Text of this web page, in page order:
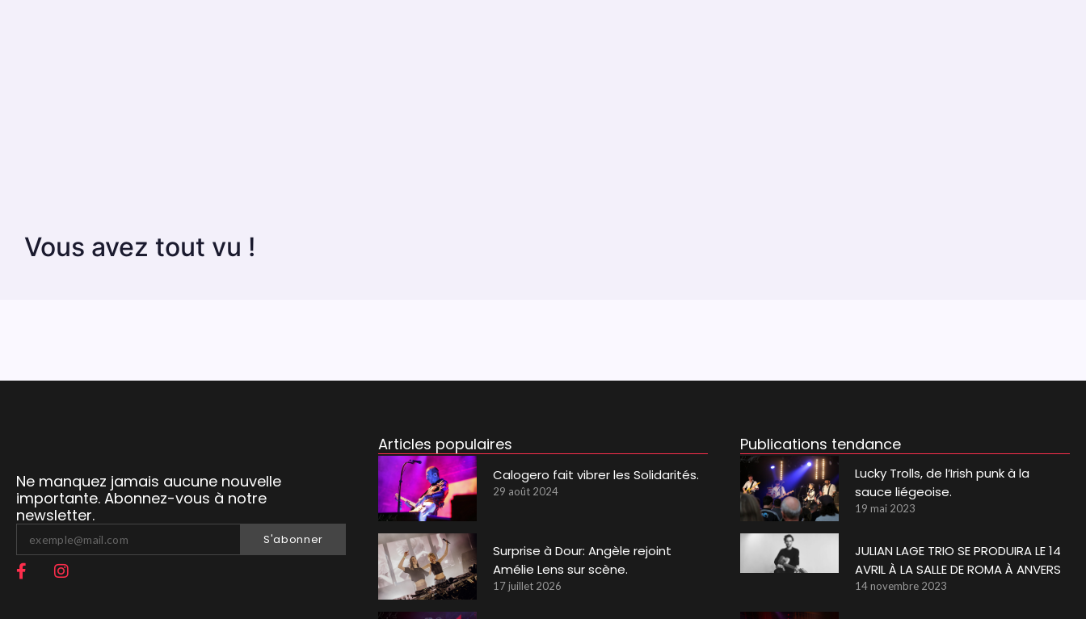
Vous avez tout vu !
Ne manquez jamais aucune nouvelle
importante. Abonnez-vous à notre
newsletter.
S'abonner
Articles populaires
Calogero fait vibrer les Solidarités.
29 août 2024
Surprise à Dour: Angèle rejoint
Amélie Lens sur scène.
17 juillet 2026
Publications tendance
Lucky Trolls, de l’Irish punk à la
sauce liégeoise.
19 mai 2023
JULIAN LAGE TRIO SE PRODUIRA LE 14
AVRIL À LA SALLE DE ROMA À ANVERS
14 novembre 2023